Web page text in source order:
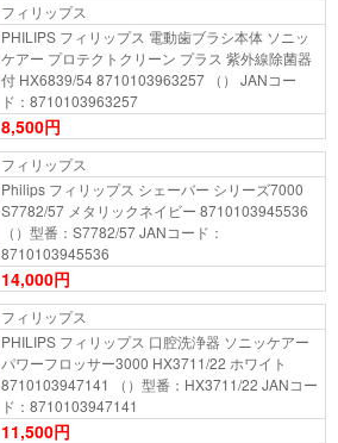
フィリップス
PHILIPS フィリップス 電動歯ブラシ本体 ソニッ
ケアー プロテクトクリーン プラス 紫外線除菌器
付 HX6839/54 8710103963257 （） JANコー
ド：8710103963257
8,500円
フィリップス
Philips フィリップス シェーバー シリーズ7000
S7782/57 メタリックネイビー 8710103945536
（）型番：S7782/57 JANコード：
8710103945536
14,000円
フィリップス
PHILIPS フィリップス 口腔洗浄器 ソニッケアー
パワーフロッサー3000 HX3711/22 ホワイト
8710103947141 （）型番：HX3711/22 JANコー
ド：8710103947141
11,500円